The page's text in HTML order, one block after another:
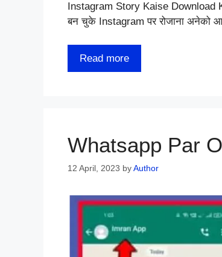
Instagram Story Kaise Download
बन चुके Instagram पर रोजाना अनेको
Read more
Whatsapp Par
12 April, 2023 byAuthor